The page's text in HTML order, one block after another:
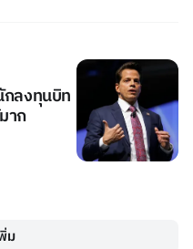
กลงทุนบิท
าก
ม